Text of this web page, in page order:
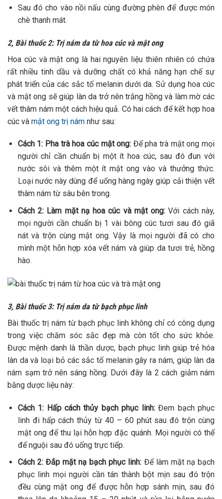
Sau đó cho vào nồi nấu cùng đường phèn để được món
chè thanh mát.
2, Bài thuốc 2: Trị nám da từ hoa cúc và mật ong
Hoa cúc và mật ong là hai nguyên liệu thiên nhiên có chứa
rất nhiều tinh dầu và dưỡng chất có khả năng hạn chế sự
phát triển của các sắc tố melanin dưới da. Sử dụng hoa cúc
và mật ong sẽ giúp làn da trở nên trắng hồng và làm mờ các
vết thâm nám một cách hiệu quả. Có hai cách để kết hợp hoa
cúc và mật ong trị nám như sau:
Cách 1: Pha trà hoa cúc mật ong: Để pha trà mật ong mọi
người chỉ cần chuẩn bị một ít hoa cúc, sau đó đun với
nước sôi và thêm một ít mật ong vào và thưởng thức.
Loại nước này dùng để uống hàng ngày giúp cải thiện vết
thâm nám từ sâu bên trong.
Cách 2: Làm mặt nạ hoa cúc và mật ong:Với cách này,
mọi người cần chuẩn bị 1 vài bông cúc tươi sau đó giã
nát và trộn cùng mật ong. Vậy là mọi người đã có cho
mình một hỗn hợp xóa vết nám và giúp da tươi trẻ, hồng
hào.
3, Bài thuốc 3: Trị nám da từ bạch phục linh
Bài thuốc trị nám từ bạch phục linh không chỉ có công dụng
trong việc chăm sóc sắc đẹp mà còn tốt cho sức khỏe.
Được mệnh danh là thần dược, bạch phục linh giúp trẻ hóa
làn da và loại bỏ các sắc tố melanin gây ra nám, giúp làn da
nám sạm trở nên sáng hồng. Dưới đây là 2 cách giảm nám
bằng dược liệu này:
Cách 1: Hấp cách thủy bạch phục linh: Đem bạch phục
linh đi hấp cách thủy từ 40 – 60 phút sau đó trộn cùng
mật ong để thu lại hỗn hợp đặc quánh. Mọi người có thể
để nguội sau đó uống trực tiếp.
Cách 2: Đắp mặt nạ bạch phục linh: Để làm mặt nạ bạch
phục linh mọi người cần tán thành bột mịn sau đó trộn
đều cùng mật ong để được hỗn hợp sánh mịn, sau đó